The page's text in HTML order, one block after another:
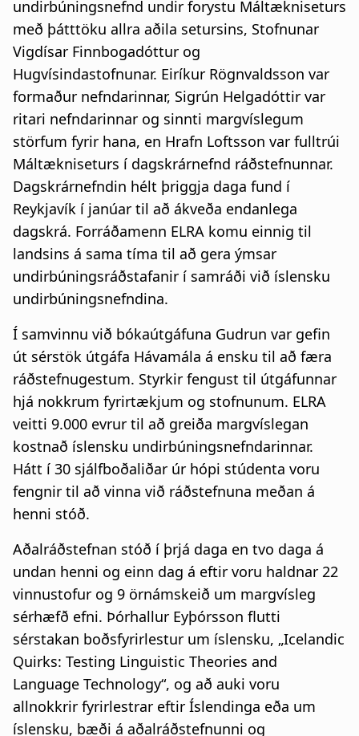
undirbúningsnefnd undir forystu Máltækniseturs
með þátttöku allra aðila setursins, Stofnunar
Vigdísar Finnbogadóttur og
Hugvísindastofnunar. Eiríkur Rögnvaldsson var
formaður nefndarinnar, Sigrún Helgadóttir var
ritari nefndarinnar og sinnti margvíslegum
störfum fyrir hana, en Hrafn Loftsson var fulltrúi
Máltækniseturs í dagskrárnefnd ráðstefnunnar.
Dagskrárnefndin hélt þriggja daga fund í
Reykjavík í janúar til að ákveða endanlega
dagskrá. Forráðamenn ELRA komu einnig til
landsins á sama tíma til að gera ýmsar
undirbúningsráðstafanir í samráði við íslensku
undirbúningsnefndina.
Í samvinnu við bókaútgáfuna Gudrun var gefin
út sérstök útgáfa Hávamála á ensku til að færa
ráðstefnugestum. Styrkir fengust til útgáfunnar
hjá nokkrum fyrirtækjum og stofnunum. ELRA
veitti 9.000 evrur til að greiða margvíslegan
kostnað íslensku undirbúningsnefndarinnar.
Hátt í 30 sjálfboðaliðar úr hópi stúdenta voru
fengnir til að vinna við ráðstefnuna meðan á
henni stóð.
Aðalráðstefnan stóð í þrjá daga en tvo daga á
undan henni og einn dag á eftir voru haldnar 22
vinnustofur og 9 örnámskeið um margvísleg
sérhæfð efni. Þórhallur Eyþórsson flutti
sérstakan boðsfyrirlestur um íslensku, „Icelandic
Quirks: Testing Linguistic Theories and
Language Technology“, og að auki voru
allnokkrir fyrirlestrar eftir Íslendinga eða um
íslensku, bæði á aðalráðstefnunni og